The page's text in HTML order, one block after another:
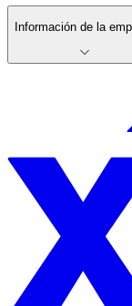
Información de la